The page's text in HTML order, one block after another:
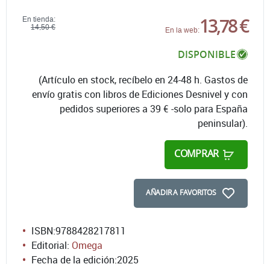
En tienda:
14,50 €
En la web:13,78 €
DISPONIBLE
(Artículo en stock, recíbelo en 24-48 h. Gastos de
envío gratis con libros de Ediciones Desnivel y con
pedidos superiores a 39 € -solo para España
peninsular).
COMPRAR
AÑADIR A FAVORITOS
ISBN:9788428217811
Editorial: Omega
Fecha de la edición:2025